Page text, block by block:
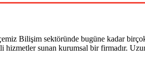
Bilişim sektöründe bugüne kadar
hizmetler sunan kurumsal bir firmadır.